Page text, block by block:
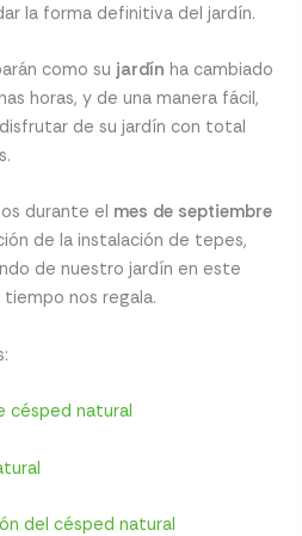
la forma definitiva del jardín.
como su jardín ha cambiado
horas, y de una manera fácil,
de su jardín con total
durante el mes de septiembre
de la instalación de tepes,
de nuestro jardín en este
nos regala.
césped natural
del césped natural